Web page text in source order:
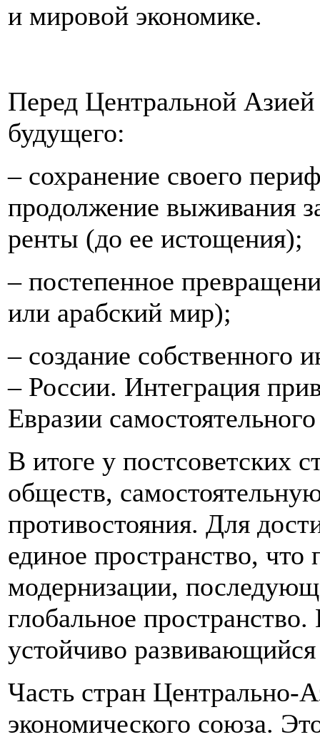
и мировой экономике.
Перед Центральной
будущего:
– сохранение своего
продолжение выживания
ренты (до ее истощения);
– постепенное
или арабский мир);
– создание собственного
– России. Интеграция
Евразии
В итоге у постсоветских
обществ,
противостояния. Для
единое пространство,
модернизации,
глобальное
устойчиво
Часть стран Центрально-
экономического союза.